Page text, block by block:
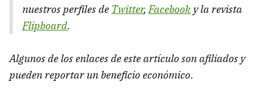
nuestros perfiles de Twitter,Facebook y la revista
Flipboard.
Algunos de los enlaces de este artículo son afiliados y
pueden reportar un beneficio económico.